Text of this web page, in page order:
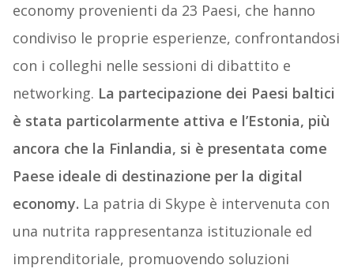
economy provenienti da 23 Paesi, che hanno
condiviso le proprie esperienze, confrontandosi
con i colleghi nelle sessioni di dibattito e
networking. La partecipazione dei Paesi baltici
è stata particolarmente attiva e l’Estonia, più
ancora che la Finlandia, si è presentata come
Paese ideale di destinazione per la digital
economy. La patria di Skype è intervenuta con
una nutrita rappresentanza istituzionale ed
imprenditoriale, promuovendo soluzioni